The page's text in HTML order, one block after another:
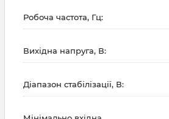
Робоча частота, Гц:
Вихідна напруга, В:
Діапазон стабілізації, В: